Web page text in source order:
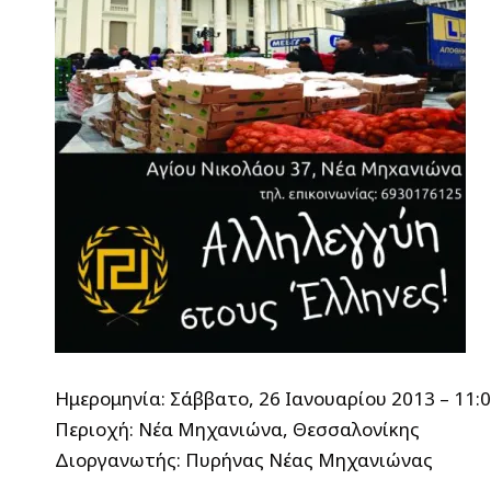
Ημερομηνία: Σάββατο, 26 Ιανουαρίου 2013 –
Περιοχή: Νέα Μηχανιώνα, Θεσσαλονίκης
Διοργανωτής: Πυρήνας Νέας Μηχανιώνας